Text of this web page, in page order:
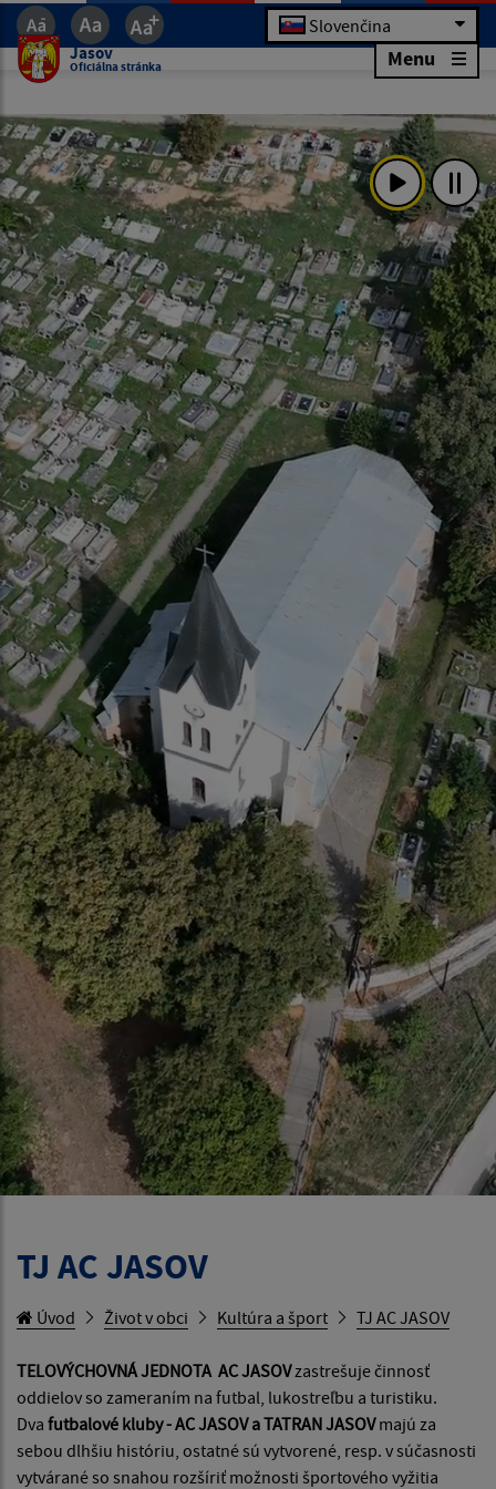
Slovenčina
Jasov
Oficiálna stránka Menu
TJ AC JASOV
Úvod Život v obci Kultúra a šport TJ AC JASOV
TELOVÝCHOVNÁ JEDNOTA AC JASOVzastrešuje činnosť
oddielov so zameraním na futbal, lukostreľbu a turistiku.
Dva futbalové kluby - AC JASOV a TATRAN JASOVmajú za
sebou dlhšiu históriu, ostatné sú vytvorené, resp. v súčasnosti
vytvárané so snahou rozšíriť možnosti športového vyžitia